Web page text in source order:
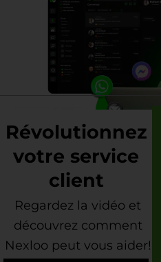
Révolutionnez
votre service
client
Regardez la vidéo et
découvrez comment
Nexloo peut vous aider!